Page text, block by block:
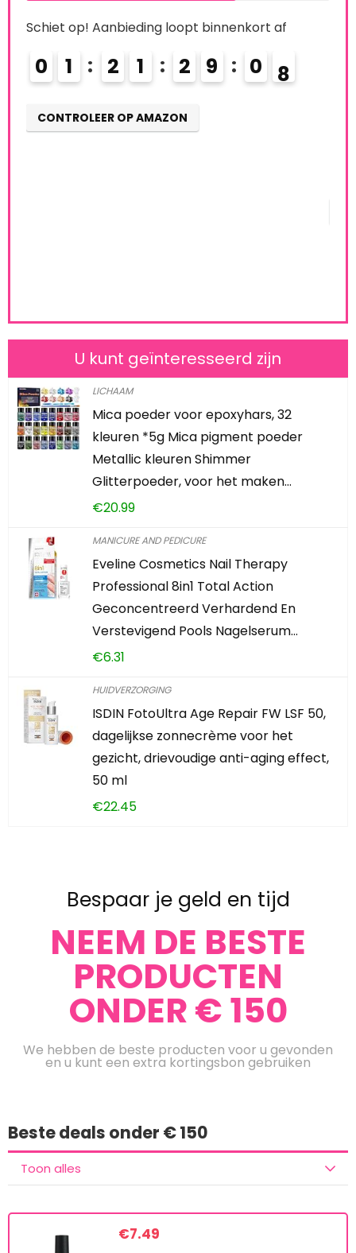
Schiet op! Aanbieding loopt binnenkort af
0 1 2 1 2 9 0 7
CONTROLEER OP AMAZON
U kunt geïnteresseerd zijn
LICHAAM
Mica poeder voor epoxyhars, 32
kleuren *5g Mica pigment poeder
Metallic kleuren Shimmer
Glitterpoeder, voor het maken…
€20.99
MANICURE AND PEDICURE
Eveline Cosmetics Nail Therapy
Professional 8in1 Total Action
Geconcentreerd Verhardend En
Verstevigend Pools Nagelserum…
€6.31
HUIDVERZORGING
ISDIN FotoUltra Age Repair FW LSF 50,
dagelijkse zonnecrème voor het
gezicht, drievoudige anti-aging effect,
50 ml
€22.45
Bespaar je geld en tijd
NEEM DE BESTE
PRODUCTEN
ONDER € 150
We hebben de beste producten voor u gevonden
en u kunt een extra kortingsbon gebruiken
Beste deals onder € 150
Toon alles
€7.49